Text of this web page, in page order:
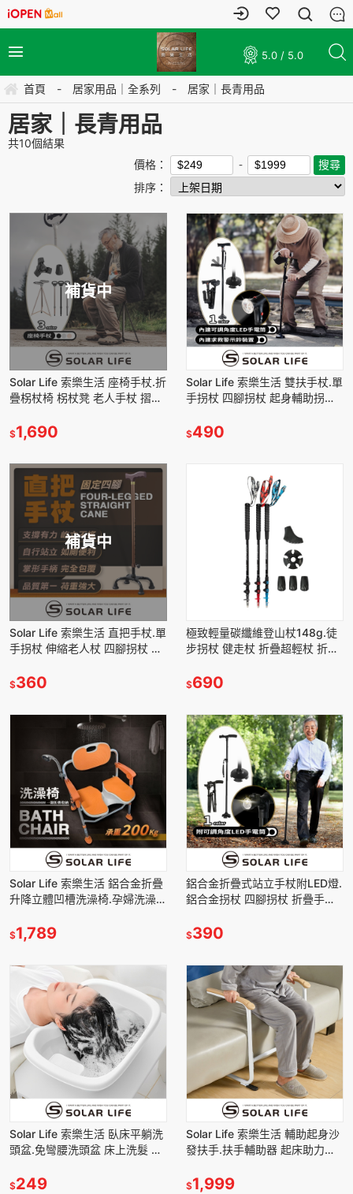
5.0 / 5.0
首頁 - 居家用品｜全系列 - 居家｜長青用品
居家｜長青用品
共10個結果
價格：
排序：
補貨中
Solar Life 索樂生活 座椅手杖.折
疊柺杖椅 柺杖凳 老人手杖 摺疊
$1,690
Solar Life 索樂生活 雙扶手杖.單
手拐杖 四腳拐杖 起身輔助拐杖
$490
補貨中
Solar Life 索樂生活 直把手杖.單
手拐杖 伸縮老人杖 四腳拐杖 輔
$360
極致輕量碳纖維登山杖148g.徒
步拐杖 健走杖 折疊超輕杖 折疊
$690
Solar Life 索樂生活 鋁合金折疊
升降立體凹槽洗澡椅.孕婦洗澡椅
澡椅 洗澡坐便椅
$1,789
鋁合金折疊式站立手杖附LED燈.
鋁合金拐杖 四腳拐杖 折疊手杖
$390
Solar Life 索樂生活 臥床平躺洗
頭盆.免彎腰洗頭盆 床上洗髮 洗
$249
Solar Life 索樂生活 輔助起身沙
發扶手.扶手輔助器 起床助力架
$1,999